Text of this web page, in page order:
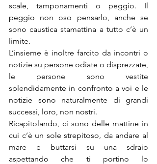
scale, tamponamenti o peggio. Il
peggio non oso pensarlo, anche se
sono caustica stamattina a tutto c’è un
limite.
L’insieme è inoltre farcito da incontri o
notizie su persone odiate o disprezzate,
le persone sono vestite
splendidamente in confronto a voi e le
notizie sono naturalmente di grandi
successi, loro, non nostri.
Ricapitolando, ci sono delle mattine in
cui c’è un sole strepitoso, da andare al
mare e buttarsi su una sdraio
aspettando che ti portino lo